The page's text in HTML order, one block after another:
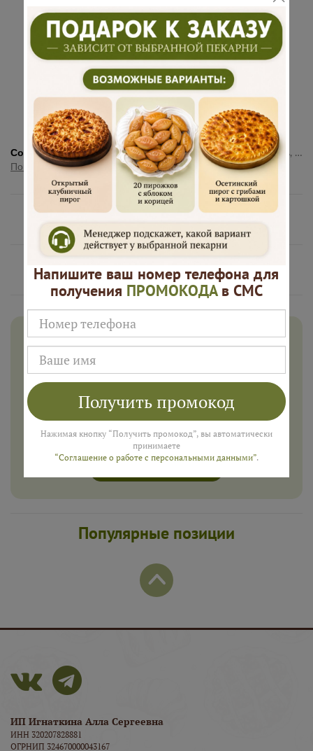
рецептура
доставка
Подарок к
заказу
Много
начинки
Состав:Тесто (пшеничная мука, вода, молоко, дрожжи, соль, сахар), куриное филе, картофель, соль, черный перец.
Показать полностью
Нам доверяют
Русские Пироги это
Дарим 500 рублей на заказ в
августе!
Введите ваш номер телефона и мы пришлем промокод
ПОЛУЧИТЬ
Популярные позиции
ИП Игнаткина Алла Сергеевна
ИНН 320207828881
ОГРНИП 324670000043167
Напишите ваш номер телефона для
получения ПРОМОКОДАв СМС
Получить промокод
Нажимая кнопку “Получить промокод”, вы автоматически
принимаете
“Соглашение о работе с персональными данными”.